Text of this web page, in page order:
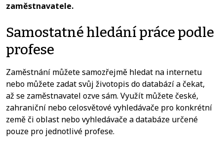
zaměstnavatele.
Samostatné hledání práce podle
profese
Zaměstnání můžete samozřejmě hledat na internetu
nebo můžete zadat svůj životopis do databází a čekat,
až se zaměstnavatel ozve sám. Využít můžete české,
zahraniční nebo celosvětové vyhledávače pro konkrétní
země či oblast nebo vyhledávače a databáze určené
pouze pro jednotlivé profese.